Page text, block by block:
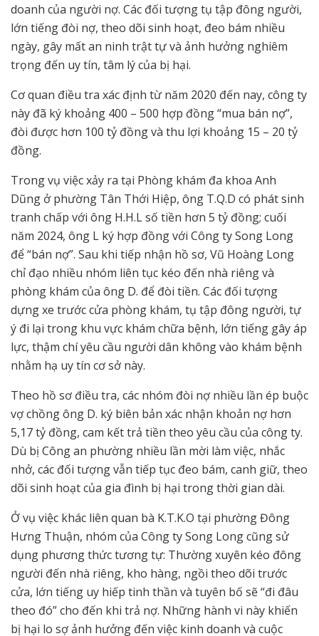
doanh của người nợ. Các đối tượng tụ tập đông người,
lớn tiếng đòi nợ, theo dõi sinh hoạt, đeo bám nhiều
ngày, gây mất an ninh trật tự và ảnh hưởng nghiêm
trọng đến uy tín, tâm lý của bị hại.
Cơ quan điều tra xác định từ năm 2020 đến nay, công ty
này đã ký khoảng 400 – 500 hợp đồng “mua bán nợ”,
đòi được hơn 100 tỷ đồng và thu lợi khoảng 15 – 20 tỷ
đồng.
Trong vụ việc xảy ra tại Phòng khám đa khoa Anh
Dũng ở phường Tân Thới Hiệp, ông T.Q.D có phát sinh
tranh chấp với ông H.H.L số tiền hơn 5 tỷ đồng; cuối
năm 2024, ông L ký hợp đồng với Công ty Song Long
để “bán nợ”. Sau khi tiếp nhận hồ sơ, Vũ Hoàng Long
chỉ đạo nhiều nhóm liên tục kéo đến nhà riêng và
phòng khám của ông D. để đòi tiền. Các đối tượng
dựng xe trước cửa phòng khám, tụ tập đông người, tự
ý đi lại trong khu vực khám chữa bệnh, lớn tiếng gây áp
lực, thậm chí yêu cầu người dân không vào khám bệnh
nhằm hạ uy tín cơ sở này.
Theo hồ sơ điều tra, các nhóm đòi nợ nhiều lần ép buộc
vợ chồng ông D. ký biên bản xác nhận khoản nợ hơn
5,17 tỷ đồng, cam kết trả tiền theo yêu cầu của công ty.
Dù bị Công an phường nhiều lần mời làm việc, nhắc
nhở, các đối tượng vẫn tiếp tục đeo bám, canh giữ, theo
dõi sinh hoạt của gia đình bị hại trong thời gian dài.
Ở vụ việc khác liên quan bà K.T.K.O tại phường Đông
Hưng Thuận, nhóm của Công ty Song Long cũng sử
dụng phương thức tương tự: Thường xuyên kéo đông
người đến nhà riêng, kho hàng, ngồi theo dõi trước
cửa, lớn tiếng uy hiếp tinh thần và tuyên bố sẽ “đi đâu
theo đó” cho đến khi trả nợ. Những hành vi này khiến
bị hại lo sợ ảnh hưởng đến việc kinh doanh và cuộc